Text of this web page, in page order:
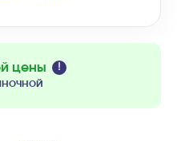
цены